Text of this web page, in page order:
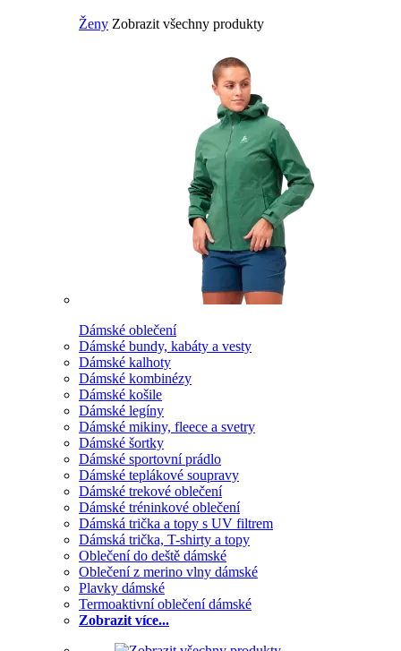
Ženy Zobrazit všechny produkty
Dámské oblečení
Dámské bundy, kabáty a vesty
Dámské kalhoty
Dámské kombinézy
Dámské košile
Dámské legíny
Dámské mikiny, fleece a svetry
Dámské šortky
Dámské sportovní prádlo
Dámské teplákové soupravy
Dámské trekové oblečení
Dámské tréninkové oblečení
Dámská trička a topy s UV filtrem
Dámská trička, T-shirty a topy
Oblečení do deště dámské
Oblečení z merino vlny dámské
Plavky dámské
Termoaktivní oblečení dámské
Zobrazit více...